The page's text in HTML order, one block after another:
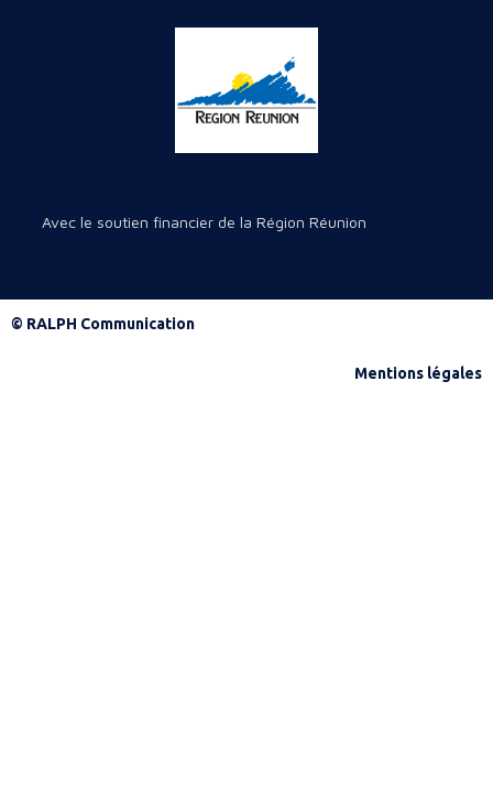
Avec le soutien financier de la Région Réunion
© RALPH Communication
Mentions légales